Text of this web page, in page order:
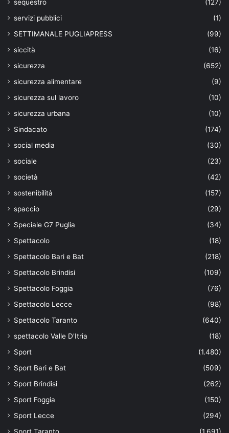
sequestro
(127)
servizi pubblici
(1)
SETTIMANALE PUGLIAPRESS
(99)
siccità
(16)
sicurezza
(652)
sicurezza alimentare
(9)
sicurezza sul lavoro
(10)
sicurezza urbana
(10)
Sindacato
(174)
social media
(30)
sociale
(23)
società
(42)
sostenibilità
(157)
spaccio
(29)
Speciale G7 Puglia
(34)
Spettacolo
(18)
Spettacolo Bari e Bat
(218)
Spettacolo Brindisi
(109)
Spettacolo Foggia
(76)
Spettacolo Lecce
(98)
Spettacolo Taranto
(640)
spettacolo Valle D'Itria
(18)
Sport
(1.480)
Sport Bari e Bat
(509)
Sport Brindisi
(262)
Sport Foggia
(150)
Sport Lecce
(294)
Sport Taranto
(1.691)